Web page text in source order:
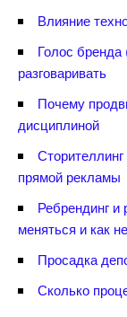
лияние
Голос
разговаривать
Почему
дисциплиной
прямой рекламы
Ребрендинг и
меняться и как
Просадка
Сколько